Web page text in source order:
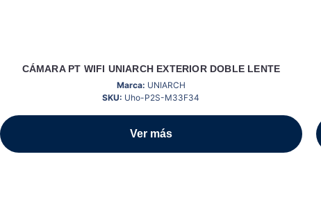
CÁMARA PT WIFI UNIARCH EXTERIOR DOBLE LENTE
Marca: UNIARCH
SKU: Uho-P2S-M33F34
Ver más